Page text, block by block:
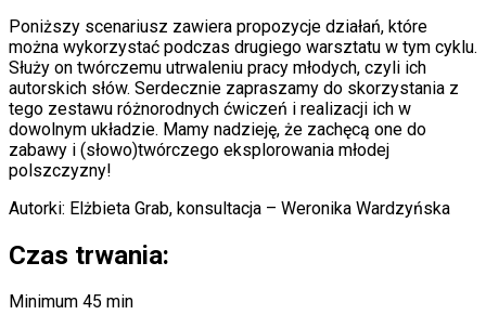
Poniższy scenariusz zawiera propozycje działań, które
można wykorzystać podczas drugiego warsztatu w tym cyklu.
Służy on twórczemu utrwaleniu pracy młodych, czyli ich
autorskich słów. Serdecznie zapraszamy do skorzystania z
tego zestawu różnorodnych ćwiczeń i realizacji ich w
dowolnym układzie. Mamy nadzieję, że zachęcą one do
zabawy i (słowo)twórczego eksplorowania młodej
polszczyzny!
Autorki: Elżbieta Grab, konsultacja – Weronika Wardzyńska
Czas trwania:
Minimum 45 min